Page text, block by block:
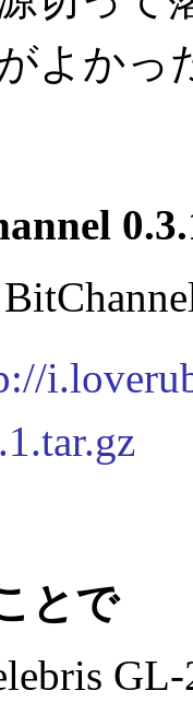
よかっ
とで